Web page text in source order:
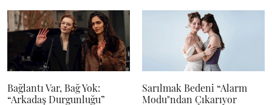
Bağlantı Var, Bağ Yok:
“Arkadaş Durgunluğu”
Sarılmak Bedeni “Alarm
Modu"ndan Çıkarıyor